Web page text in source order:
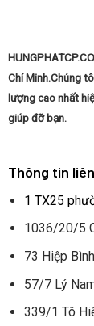
Chí Minh.Chúng
lượng cao nhất
giúp đỡ bạn.
Thông tin
1 TX25
1036/20/5
73 Hiệp
57/7 Lý
339/1 Tô